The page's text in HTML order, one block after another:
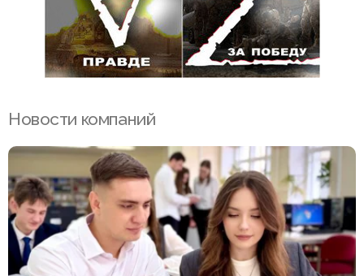
Новости компаний